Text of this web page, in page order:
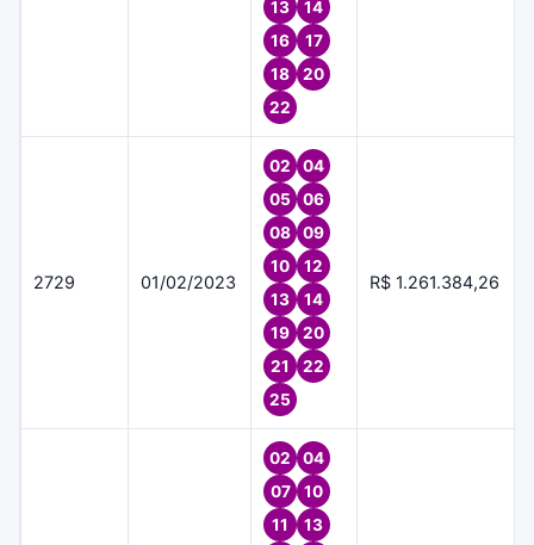
13
14
16
17
18
20
22
2729 01/02/2023
02
04
05
06
08
09
10
12
13
14
19
20
21
22
25
R$ 1.261.384,26
02
04
07
10
11
13